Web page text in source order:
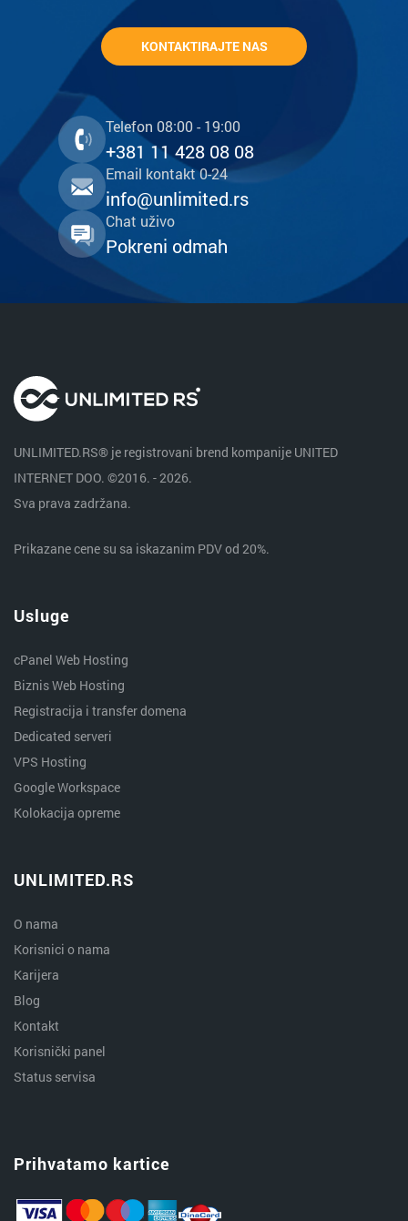
KONTAKTIRAJTE NAS
Telefon 08:00 - 19:00
+381 11 428 08 08
Email kontakt 0-24
info@unlimited.rs
Chat uživo
Pokreni odmah
UNLIMITED.RS® je registrovani brend kompanije UNITED
INTERNET DOO. ©2016. - 2026.
Sva prava zadržana.
Prikazane cene su sa iskazanim PDV od 20%.
Usluge
cPanel Web Hosting
Biznis Web Hosting
Registracija i transfer domena
Dedicated serveri
VPS Hosting
Google Workspace
Kolokacija opreme
UNLIMITED.RS
O nama
Korisnici o nama
Karijera
Blog
Kontakt
Korisnički panel
Status servisa
Prihvatamo kartice